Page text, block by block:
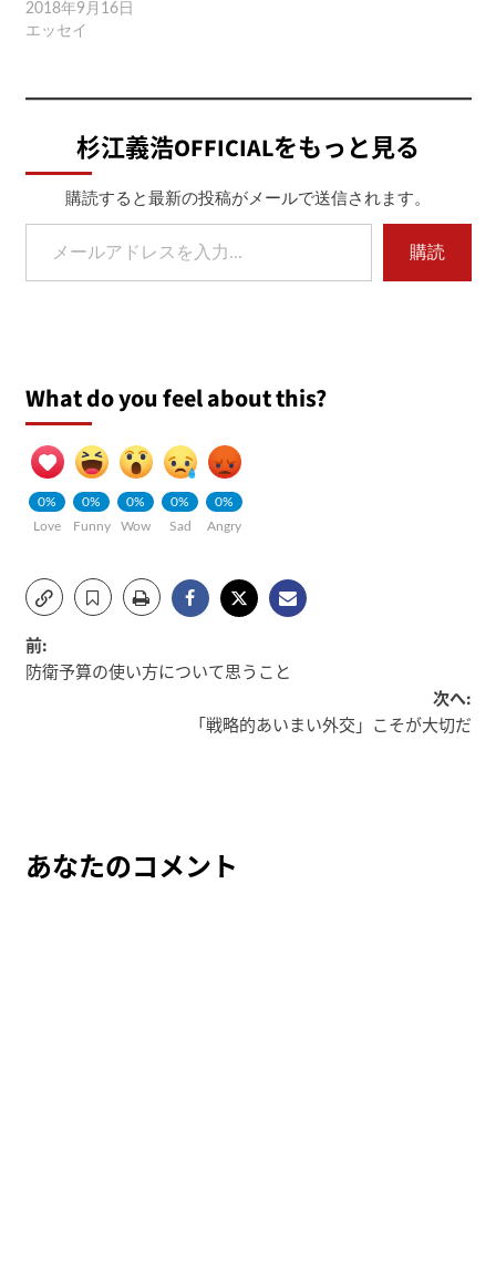
2018年9月16日
エッセイ
杉江義浩OFFICIALをもっと見る
購読すると最新の投稿がメールで送信されます。
メールアドレスを入力...
購読
What do you feel about this?
0%
Love
0%
Funny
0%
Wow
0%
Sad
0%
Angry
投
ー
前:
防衛予算の使い方について思うこと
次へ:
「戦略的あいまい外交」こそが大切だ
あなたのコメント